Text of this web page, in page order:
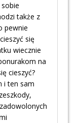
także z
pewnie
się
wiecznie
na
cieszyć?
i ten sam